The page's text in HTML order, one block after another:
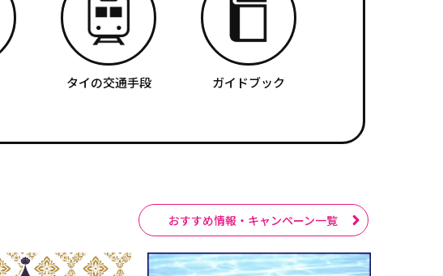
タイの交通手段 ガイドブック
おすすめ情報・キャンペーン一覧